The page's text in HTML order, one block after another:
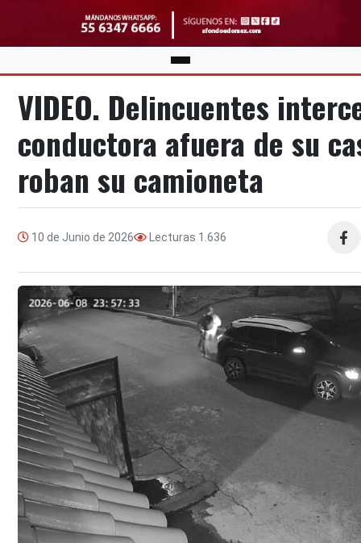
VIDEO. Delincuentes
conductora afuera de su
roban su camioneta
10 de Junio de 2026 Lecturas 1.636